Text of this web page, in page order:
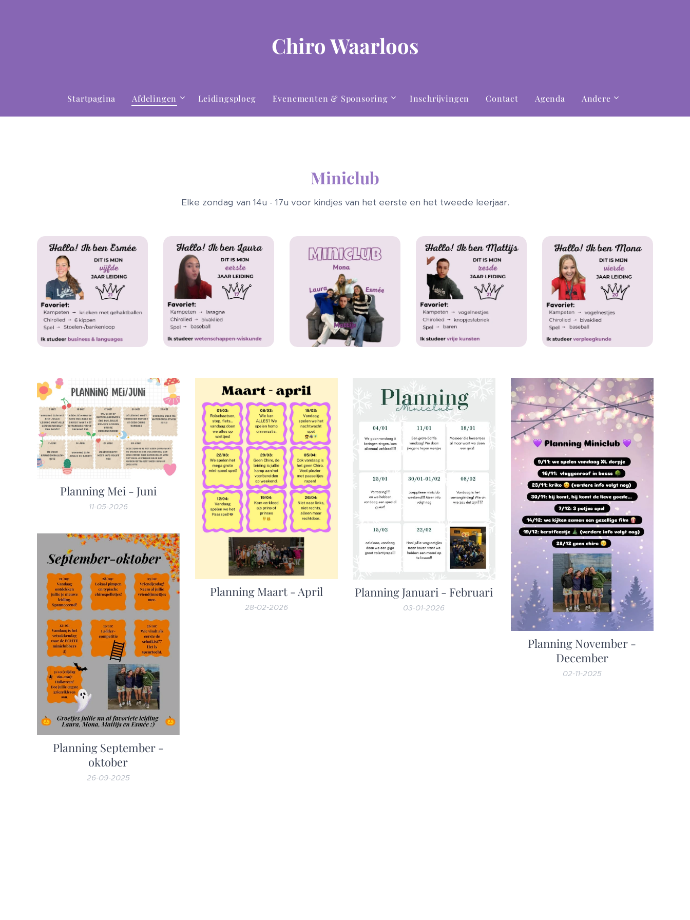
Chiro Waarloos
Startpagina Afdelingen Leidingsploeg Evenementen & Sponsoring Inschrijvingen Contact Agenda Andere
Miniclub
Elke zondag van 14u - 17u voor kindjes van het eerste en het tweede leerjaar.
Planning Mei - Juni
11-05-2026
Planning Maart - April
28-02-2026
Planning Januari - Februari
03-01-2026
Planning November -
December
02-11-2025
Planning September -
oktober
26-09-2025